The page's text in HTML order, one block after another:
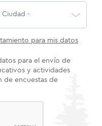
para mis datos
para el envío de
y actividades
de encuestas de